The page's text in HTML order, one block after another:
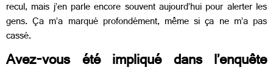
recul, mais j’en parle encore souvent aujourd’hui pour alerter les
gens. Ça m’a marqué profondément, même si ça ne m’a pas
cassé.
Avez-vous été impliqué dans l’enquête